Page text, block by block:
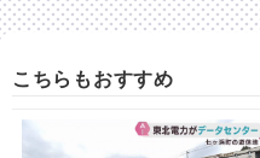
こちらもおすすめ